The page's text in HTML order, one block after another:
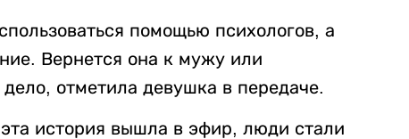
помощью психологов, а
Вернется она к мужу или
отметила девушка в передаче.
история вышла в эфир, люди стали